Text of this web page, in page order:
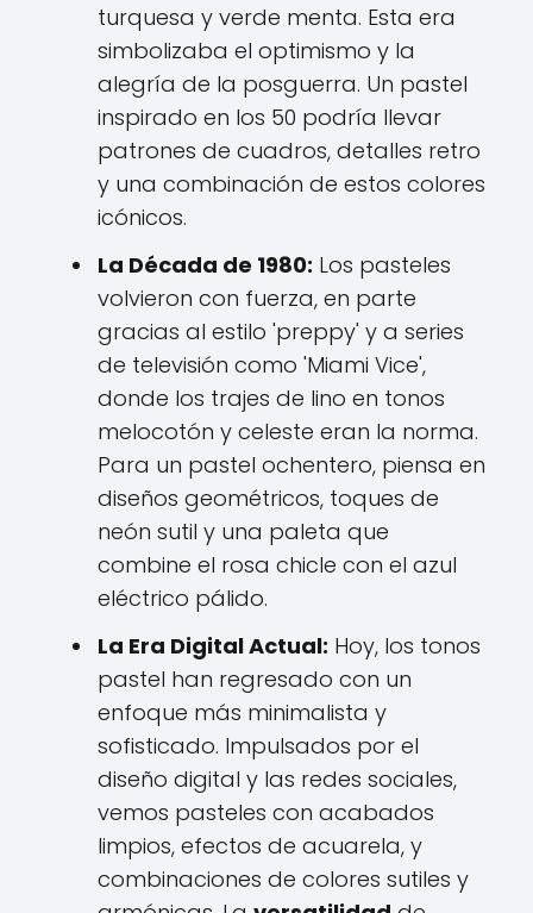
turquesa y verde menta. Esta era
simbolizaba el optimismo y la
alegría de la posguerra. Un pastel
inspirado en los 50 podría llevar
patrones de cuadros, detalles retro
y una combinación de estos colores
icónicos.
La Década de 1980: Los pasteles
volvieron con fuerza, en parte
gracias al estilo 'preppy' y a series
de televisión como 'Miami Vice',
donde los trajes de lino en tonos
melocotón y celeste eran la norma.
Para un pastel ochentero, piensa en
diseños geométricos, toques de
neón sutil y una paleta que
combine el rosa chicle con el azul
eléctrico pálido.
La Era Digital Actual: Hoy, los tonos
pastel han regresado con un
enfoque más minimalista y
sofisticado. Impulsados por el
diseño digital y las redes sociales,
vemos pasteles con acabados
limpios, efectos de acuarela, y
combinaciones de colores sutiles y